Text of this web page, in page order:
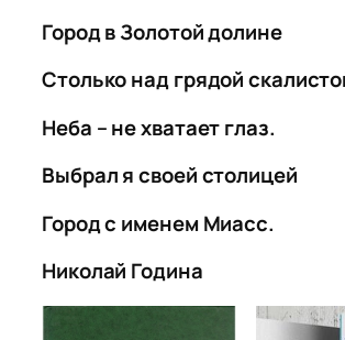
Город в Золотой долине
Столько над грядой
Неба – не хватает глаз.
Выбрал я своей столицей
Город с именем Миасс.
Николай Година